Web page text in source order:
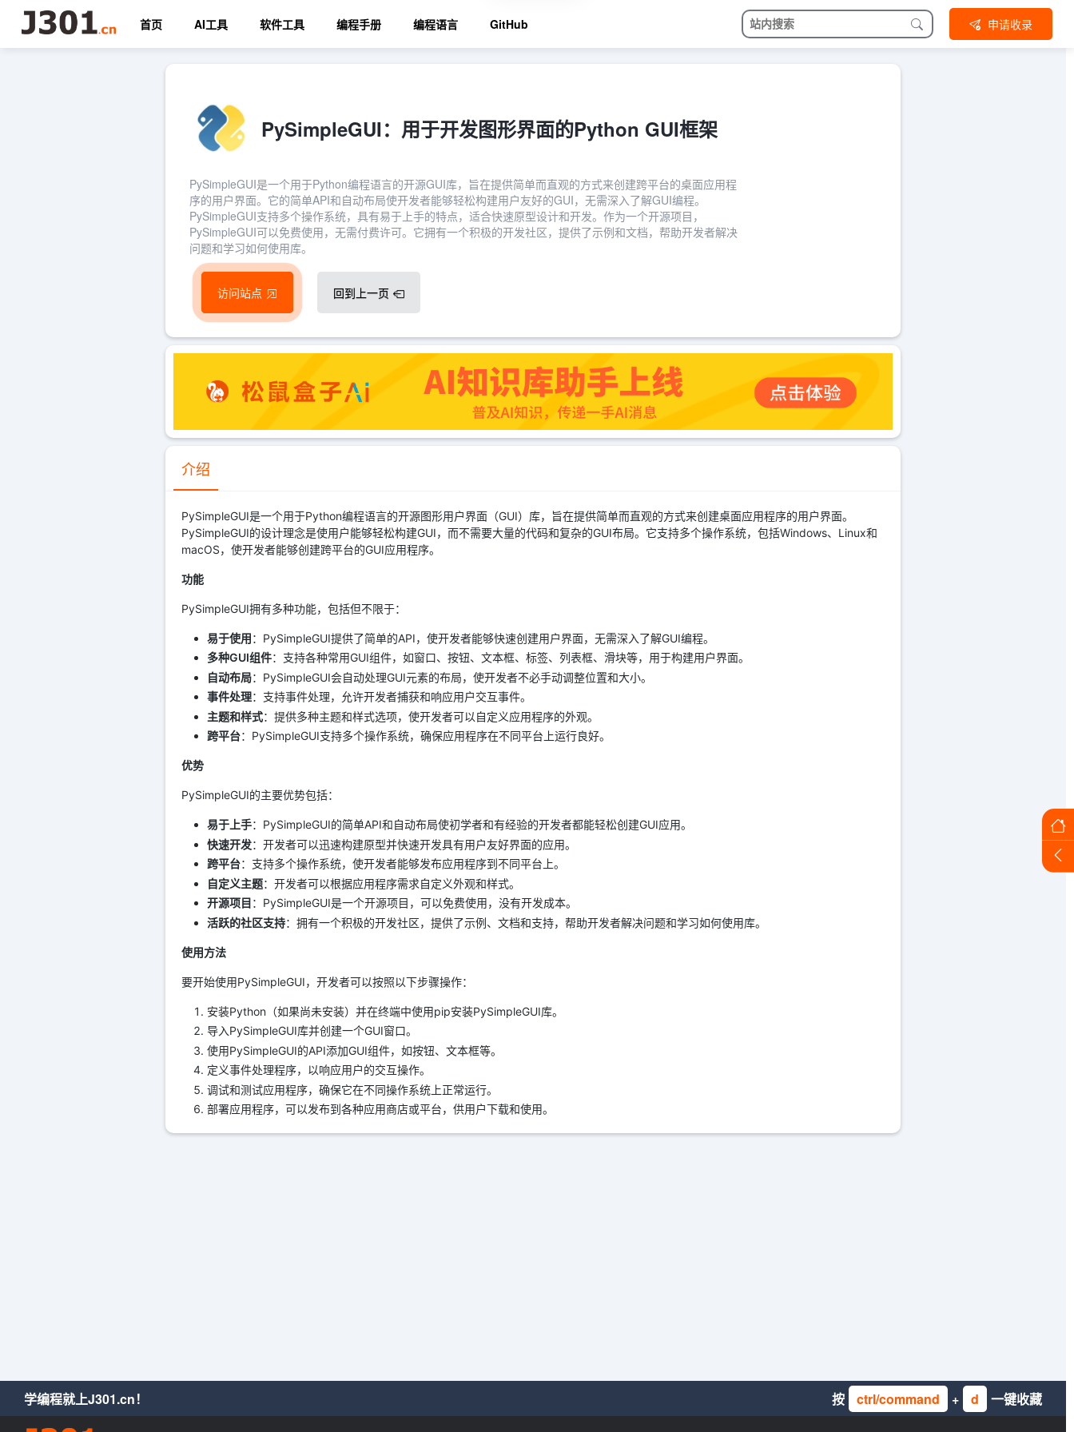
首页 AI工具 软件工具 编程手册 编程语言 GitHub 申请收录
PySimpleGUI：用于开发图形界面的Python GUI框架
PySimpleGUI是一个用于Python编程语言的开源GUI库，旨在提供简单而直观的方式来创建跨平台的桌面应用程
序的用户界面。它的简单API和自动布局使开发者能够轻松构建用户友好的GUI，无需深入了解GUI编程。
PySimpleGUI支持多个操作系统，具有易于上手的特点，适合快速原型设计和开发。作为一个开源项目，
PySimpleGUI可以免费使用，无需付费许可。它拥有一个积极的开发社区，提供了示例和文档，帮助开发者解决
问题和学习如何使用库。
访问站点 回到上一页
介绍
PySimpleGUI是一个用于Python编程语言的开源图形用户界面（GUI）库，旨在提供简单而直观的方式来创建桌面应用程序的用户界面。
PySimpleGUI的设计理念是使用户能够轻松构建GUI，而不需要大量的代码和复杂的GUI布局。它支持多个操作系统，包括Windows、Linux和
macOS，使开发者能够创建跨平台的GUI应用程序。
功能
PySimpleGUI拥有多种功能，包括但不限于：
易于使用：PySimpleGUI提供了简单的API，使开发者能够快速创建用户界面，无需深入了解GUI编程。
多种GUI组件：支持各种常用GUI组件，如窗口、按钮、文本框、标签、列表框、滑块等，用于构建用户界面。
自动布局：PySimpleGUI会自动处理GUI元素的布局，使开发者不必手动调整位置和大小。
事件处理：支持事件处理，允许开发者捕获和响应用户交互事件。
主题和样式：提供多种主题和样式选项，使开发者可以自定义应用程序的外观。
跨平台：PySimpleGUI支持多个操作系统，确保应用程序在不同平台上运行良好。
优势
PySimpleGUI的主要优势包括：
易于上手：PySimpleGUI的简单API和自动布局使初学者和有经验的开发者都能轻松创建GUI应用。
快速开发：开发者可以迅速构建原型并快速开发具有用户友好界面的应用。
跨平台：支持多个操作系统，使开发者能够发布应用程序到不同平台上。
自定义主题：开发者可以根据应用程序需求自定义外观和样式。
开源项目：PySimpleGUI是一个开源项目，可以免费使用，没有开发成本。
活跃的社区支持：拥有一个积极的开发社区，提供了示例、文档和支持，帮助开发者解决问题和学习如何使用库。
使用方法
要开始使用PySimpleGUI，开发者可以按照以下步骤操作：
安装Python（如果尚未安装）并在终端中使用pip安装PySimpleGUI库。
导入PySimpleGUI库并创建一个GUI窗口。
使用PySimpleGUI的API添加GUI组件，如按钮、文本框等。
定义事件处理程序，以响应用户的交互操作。
调试和测试应用程序，确保它在不同操作系统上正常运行。
部署应用程序，可以发布到各种应用商店或平台，供用户下载和使用。
学编程就上J301.cn！ 按 ctrl/command + d 一键收藏